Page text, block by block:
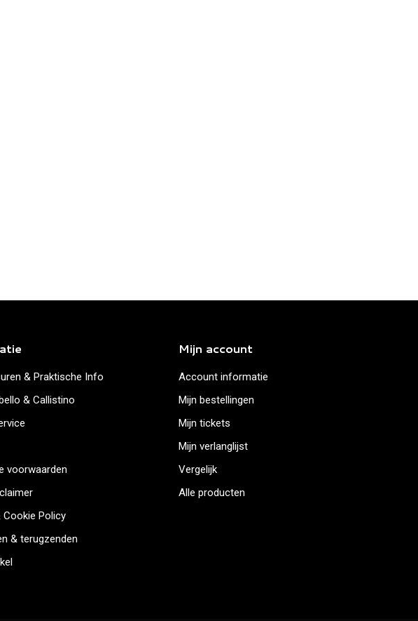
& Praktische Info
& Callistino
voorwaarden
Cookie Policy
& terugzenden
Mijn account
Account informatie
Mijn bestellingen
Mijn tickets
Mijn verlanglijst
Vergelijk
Alle producten